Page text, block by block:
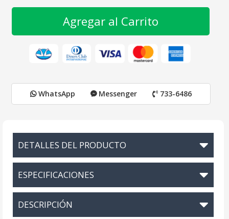
Agregar al Carrito
WhatsApp Messenger 733-6486
DETALLES DEL PRODUCTO
ESPECIFICACIONES
DESCRIPCIÓN